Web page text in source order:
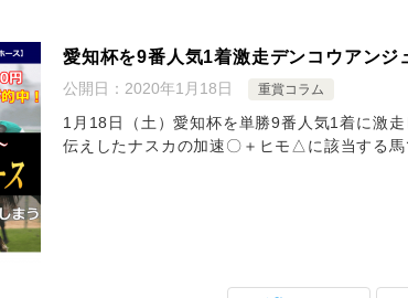
愛知杯を9番人気1着激走デンコウアン
公開日： 2020年1月18日 重賞コラム
1月18日（土）愛知杯を単勝9番人気1着に激
伝えしたナスカの加速〇＋ヒモ△に該当する馬